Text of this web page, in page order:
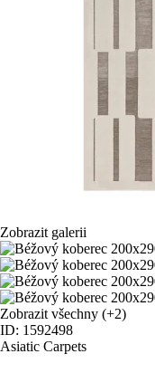
Zobrazit galerii
Zobrazit všechny (+2)
ID: 1592498
Asiatic Carpets